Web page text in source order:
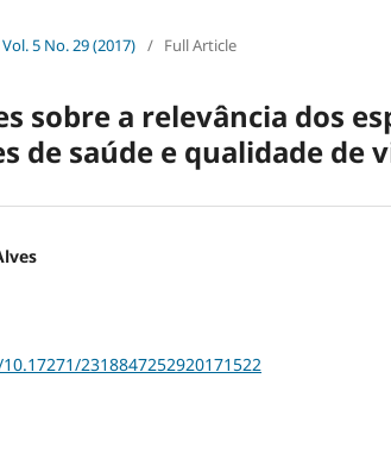
Vol. 5 No. 29 (2017) / Full Article
sobre a relevância dos
de saúde e qualidade de
2318847252920171522